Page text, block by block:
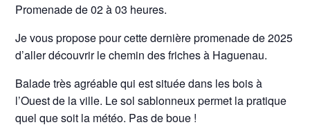
Promenade de 02 à 03 heures.
Je vous propose pour cette dernière promenade de 2025
d’aller découvrir le chemin des friches à Haguenau.
Balade très agréable qui est située dans les bois à
l’Ouest de la ville. Le sol sablonneux permet la pratique
quel que soit la météo. Pas de boue !